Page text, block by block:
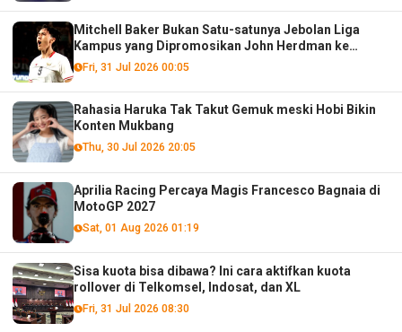
Mitchell Baker Bukan Satu-satunya Jebolan Liga
Kampus yang Dipromosikan John Herdman ke
Timnas Senior!
Fri, 31 Jul 2026 00:05
Rahasia Haruka Tak Takut Gemuk meski Hobi Bikin
Konten Mukbang
Thu, 30 Jul 2026 20:05
Aprilia Racing Percaya Magis Francesco Bagnaia di
MotoGP 2027
Sat, 01 Aug 2026 01:19
Sisa kuota bisa dibawa? Ini cara aktifkan kuota
rollover di Telkomsel, Indosat, dan XL
Fri, 31 Jul 2026 08:30